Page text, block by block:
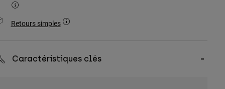
Retours simples
Caractéristiques clés